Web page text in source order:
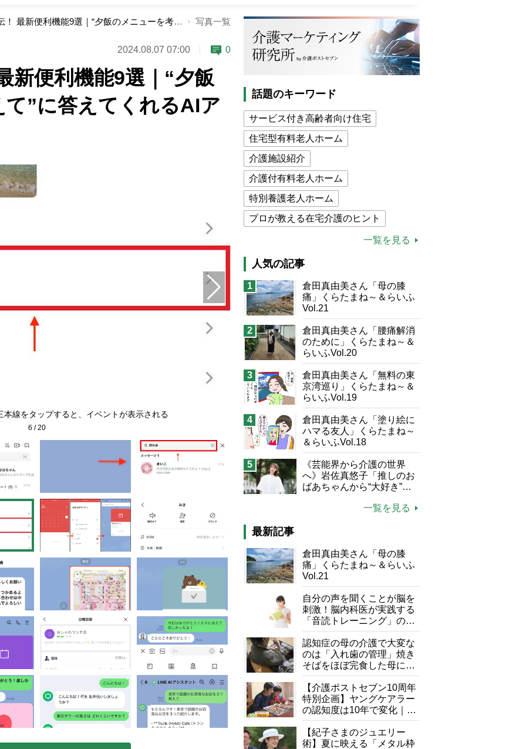
LINE公式直伝！ 最新便利機能9選｜“夕飯のメニューを考えて”に答えてくれるAIアシスタントほか 写真一覧
2024.08.07 07:00 0
新便利機能9選｜“夕飯
”に答えてくれるAIア
本線をタップすると、イベントが表示される イベントのアナウンスや出欠確認もできるから助かる
6 /20
話題のキーワード
サービス付き高齢者向け住宅
住宅型有料老人ホーム
介護施設紹介
介護付有料老人ホーム
特別養護老人ホーム
プロが教える在宅介護のヒント
介護食
高木ブー
ケアマネジャー
猫が母になつきません
息子の遠距離介護サバイバル術
兄がボケました
便利なサービス
予防法
一覧を見る
人気の記事
1
倉田真由美さん「母の膝
痛」くらたまね～＆らいふ
Vol.21
2
倉田真由美さん「腰痛解消
のために」くらたまね～＆
らいふVol.20
3
倉田真由美さん「無料の東
京湾巡り」くらたまね～＆
らいふVol.19
4
倉田真由美さん「塗り絵に
ハマる友人」くらたまね～
＆らいふVol.18
5
《芸能界から介護の世界
へ》岩佐真悠子「推しのお
ばあちゃんから“大好き”を
飛ぶ“やりがい”、介護の現
一覧を見る
最新記事
倉田真由美さん「母の膝
痛」くらたまね～＆らいふ
Vol.21
自分の声を聞くことが脳を
刺激！脳内科医が実践する
「音読トレーニング」の極
意
認知症の母の介護で大変な
のは「入れ歯の管理」焼き
そばをほぼ完食した母に息
子が血の気が引いた理由
【介護ポストセブン10周年
特別企画】ヤングケアラー
の認知度は10年で変化｜流
行語大賞にノミネート、法
律にも明記されたが果たし
て現在は？
【紀子さまのジュエリー
術】夏に映える「メタル枠